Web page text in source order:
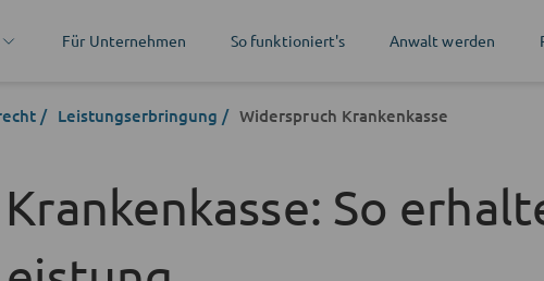
Für Unternehmen So funktioniert's Anwalt werden
Leistungserbringung Widerspruch Krankenkasse
So